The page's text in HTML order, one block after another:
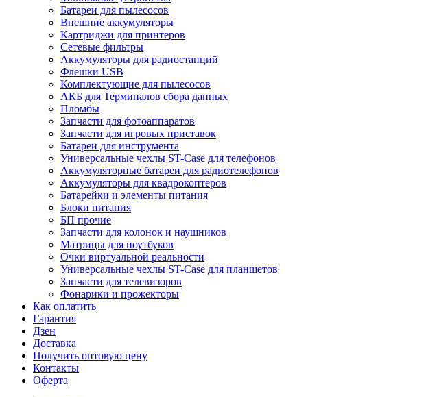
Батареи для пылесосов
Внешние аккумуляторы
Картриджи для принтеров
Сетевые фильтры
Аккумуляторы для радиостанций
Флешки USB
Комплектующие для пылесосов
АКБ для Терминалов сбора данных
Пломбы
Запчасти для фотоаппаратов
Запчасти для игровых приставок
Батареи для инструмента
Универсальные чехлы ST-Case для телефонов
Аккумуляторные батареи для радиотелефонов
Аккумуляторы для квадрокоптеров
Батарейки и элементы питания
Блоки питания
БП прочие
Запчасти для колонок и наушников
Матрицы для ноутбуков
Очки виртуальной реальности
Универсальные чехлы ST-Case для планшетов
Запчасти для телевизоров
Фонарики и прожекторы
Как оплатить
Гарантия
Дзен
Доставка
Получить оптовую цену
Контакты
Оферта